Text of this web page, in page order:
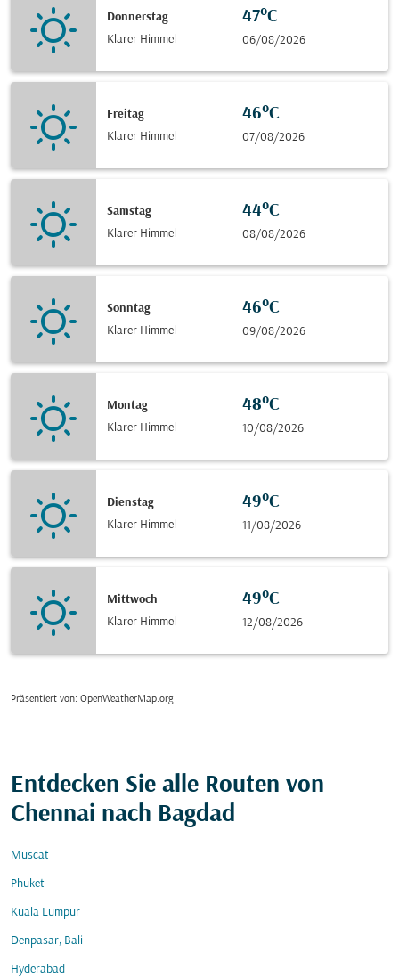
Donnerstag
Klarer Himmel
47°C
06/08/2026
Freitag
Klarer Himmel
46°C
07/08/2026
Samstag
Klarer Himmel
44°C
08/08/2026
Sonntag
Klarer Himmel
46°C
09/08/2026
Montag
Klarer Himmel
48°C
10/08/2026
Dienstag
Klarer Himmel
49°C
11/08/2026
Mittwoch
Klarer Himmel
49°C
12/08/2026
Präsentiert von: OpenWeatherMap.org
Entdecken Sie alle Routen von
Chennai nach Bagdad
Muscat
Phuket
Kuala Lumpur
Denpasar, Bali
Hyderabad